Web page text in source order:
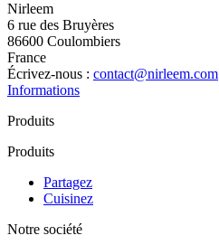
Nirleem
6 rue des Bruyères
86600 Coulombiers
France
Écrivez-nous : contact@nirleem.com
Informations
Produits
Produits
Partagez
Cuisinez
Notre société